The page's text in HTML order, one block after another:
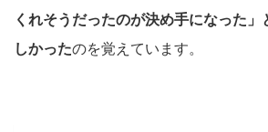
くれそうだったのが決め手になった
しかったのを覚えています。